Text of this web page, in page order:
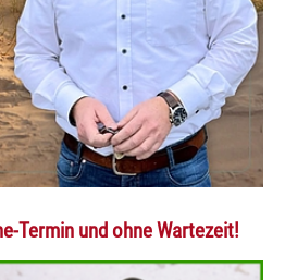
Termin und ohne Wartezeit!